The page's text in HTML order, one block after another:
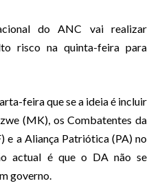
do ANC vai realizar
risco na quinta-feira para
feira que se a ideia é incluir
(MK), os Combatentes da
e a Aliança Patriótica (PA) no
actual é que o DA não se
governo.